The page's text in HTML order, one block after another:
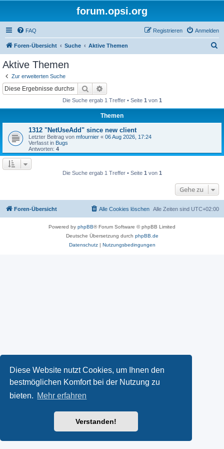
Diese Website nutzt Cookies, um Ihnen den
bestmöglichen Komfort bei der Nutzung zu
bieten. Mehr erfahren
Verstanden!
forum.opsi.org
FAQ Anmelden
Registrieren
Foren-Übersicht Suche Aktive Themen
Aktive Themen
Zur erweiterten Suche
Suche
Die Suche ergab 1 Treffer • Seite 1 von 1
Themen
1312 "NetUseAdd" since new client
Letzter Beitrag von mfournier « 06 Aug 2026, 17:24
Verfasst in Bugs
Antworten: 4
Die Suche ergab 1 Treffer • Seite 1 von 1
Gehe zu
Foren-Übersicht Alle Zeiten sind UTC+02:00
Alle Cookies löschen
Powered by phpBB® Forum Software © phpBB Limited
Deutsche Übersetzung durch phpBB.de
Datenschutz| Nutzungsbedingungen